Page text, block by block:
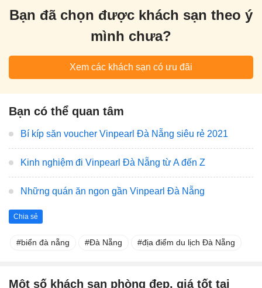
Bạn đã chọn được khách sạn theo ý
mình chưa?
Xem các khách sạn có ưu đãi
Bạn có thể quan tâm
Bí kíp săn voucher Vinpearl Đà Nẵng siêu rẻ 2021
Kinh nghiệm đi Vinpearl Đà Nẵng từ A đến Z
Những quán ăn ngon gần Vinpearl Đà Nẵng
Chia sẻ
biển đà nẵng Đà Nẵng địa điểm du lịch Đà Nẵng
Một số khách sạn phòng đẹp, giá tốt tại